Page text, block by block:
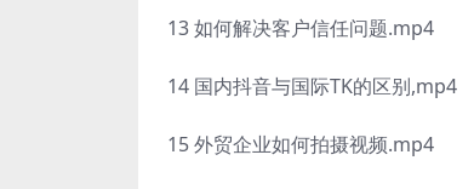
13 如何解决客户信任问题.mp4
14 国内抖音与国际TK的区别,mp4
15 外贸企业如何拍摄视频.mp4